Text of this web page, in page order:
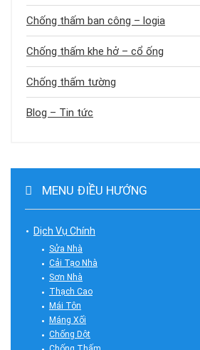
Chống thấm ban công – logia
Chống thấm khe hở – cổ ống
Chống thấm tường
Blog – Tin tức
MENU ĐIỀU HƯỚNG
Dịch Vụ Chính
Sửa Nhà
Cải Tạo Nhà
Sơn Nhà
Thạch Cao
Mái Tôn
Máng Xối
Chống Dột